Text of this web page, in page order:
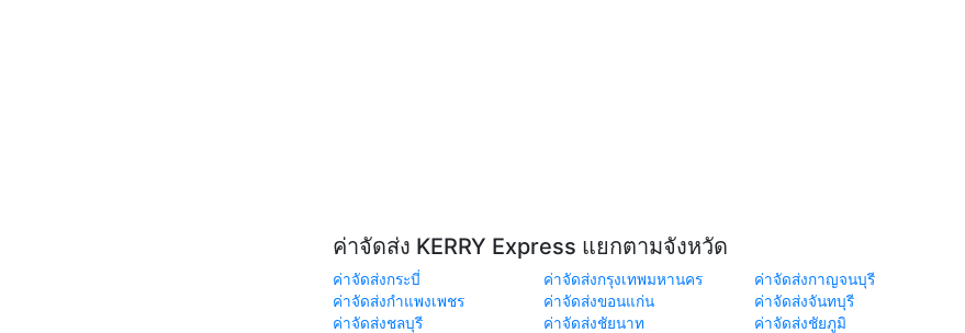
ค่าจัดส่ง KERRY Express แยกตามจังหวัด
ค่าจัดส่งกระบี่ ค่าจัดส่งกรุงเทพมหานคร ค่าจัดส่งกาญจนบุรี
ค่าจัดส่งกำแพงเพชร
ค่าจัดส่งขอนแก่น ค่าจัดส่งจันทบุรี
ค่าจัดส่งชลบุรี
ค่าจัดส่งชัยนาท ค่าจัดส่งชัยภูมิ